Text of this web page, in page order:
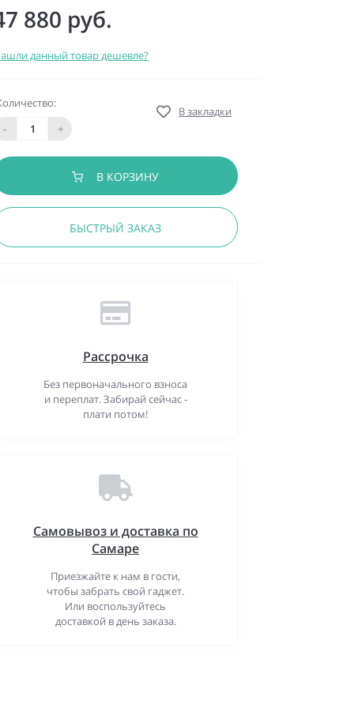
880 руб.
данный товар дешевле?
-
+
В закладки
В КОРЗИНУ
БЫСТРЫЙ ЗАКАЗ
Рассрочка
Без первоначального взноса
и переплат. Забирай сейчас -
плати потом!
Самовывоз и доставка по
Самаре
Приезжайте к нам в гости,
чтобы забрать свой гаджет.
Или воспользуйтесь
доставкой в день заказа.